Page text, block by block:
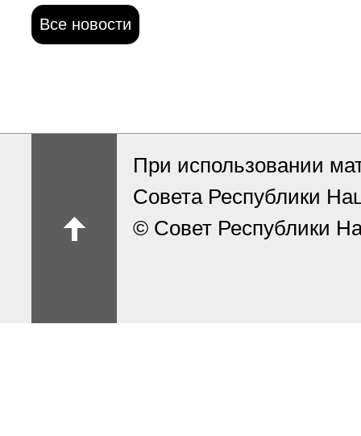
Все новости
При использовании
Совета Республики
© Совет Республики